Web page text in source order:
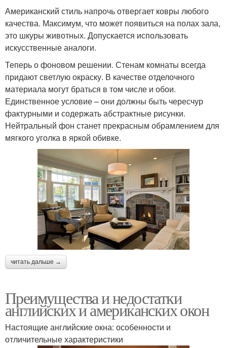
Американский стиль напрочь отвергает ковры любого
качества. Максимум, что может появиться на полах зала,
это шкуры животных. Допускается использовать
искусственные аналоги.
Теперь о фоновом решении. Стенам комнаты всегда
придают светлую окраску. В качестве отделочного
материала могут браться в том числе и обои.
Единственное условие – они должны быть чересчур
фактурными и содержать абстрактные рисунки.
Нейтральный фон станет прекрасным обрамлением для
мягкого уголка в яркой обивке.
читать дальше →
Преимущества и недостатки
английских и американских окон
Настоящие английские окна: особенности и
отличительные характеристики